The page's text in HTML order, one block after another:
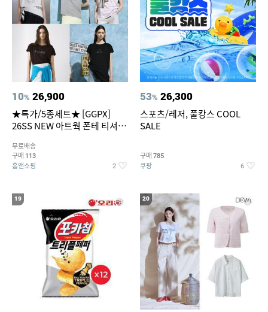
10% 26,900
★특가/5종세트★ [GGPX]
26SS NEW 아트웍 폰테 티셔츠
무료배송
구매 113
홈앤쇼핑 2
53% 26,300
스포츠/레저, 풀캉스 COOL
SALE
구매 785
쿠팡 6
19 20